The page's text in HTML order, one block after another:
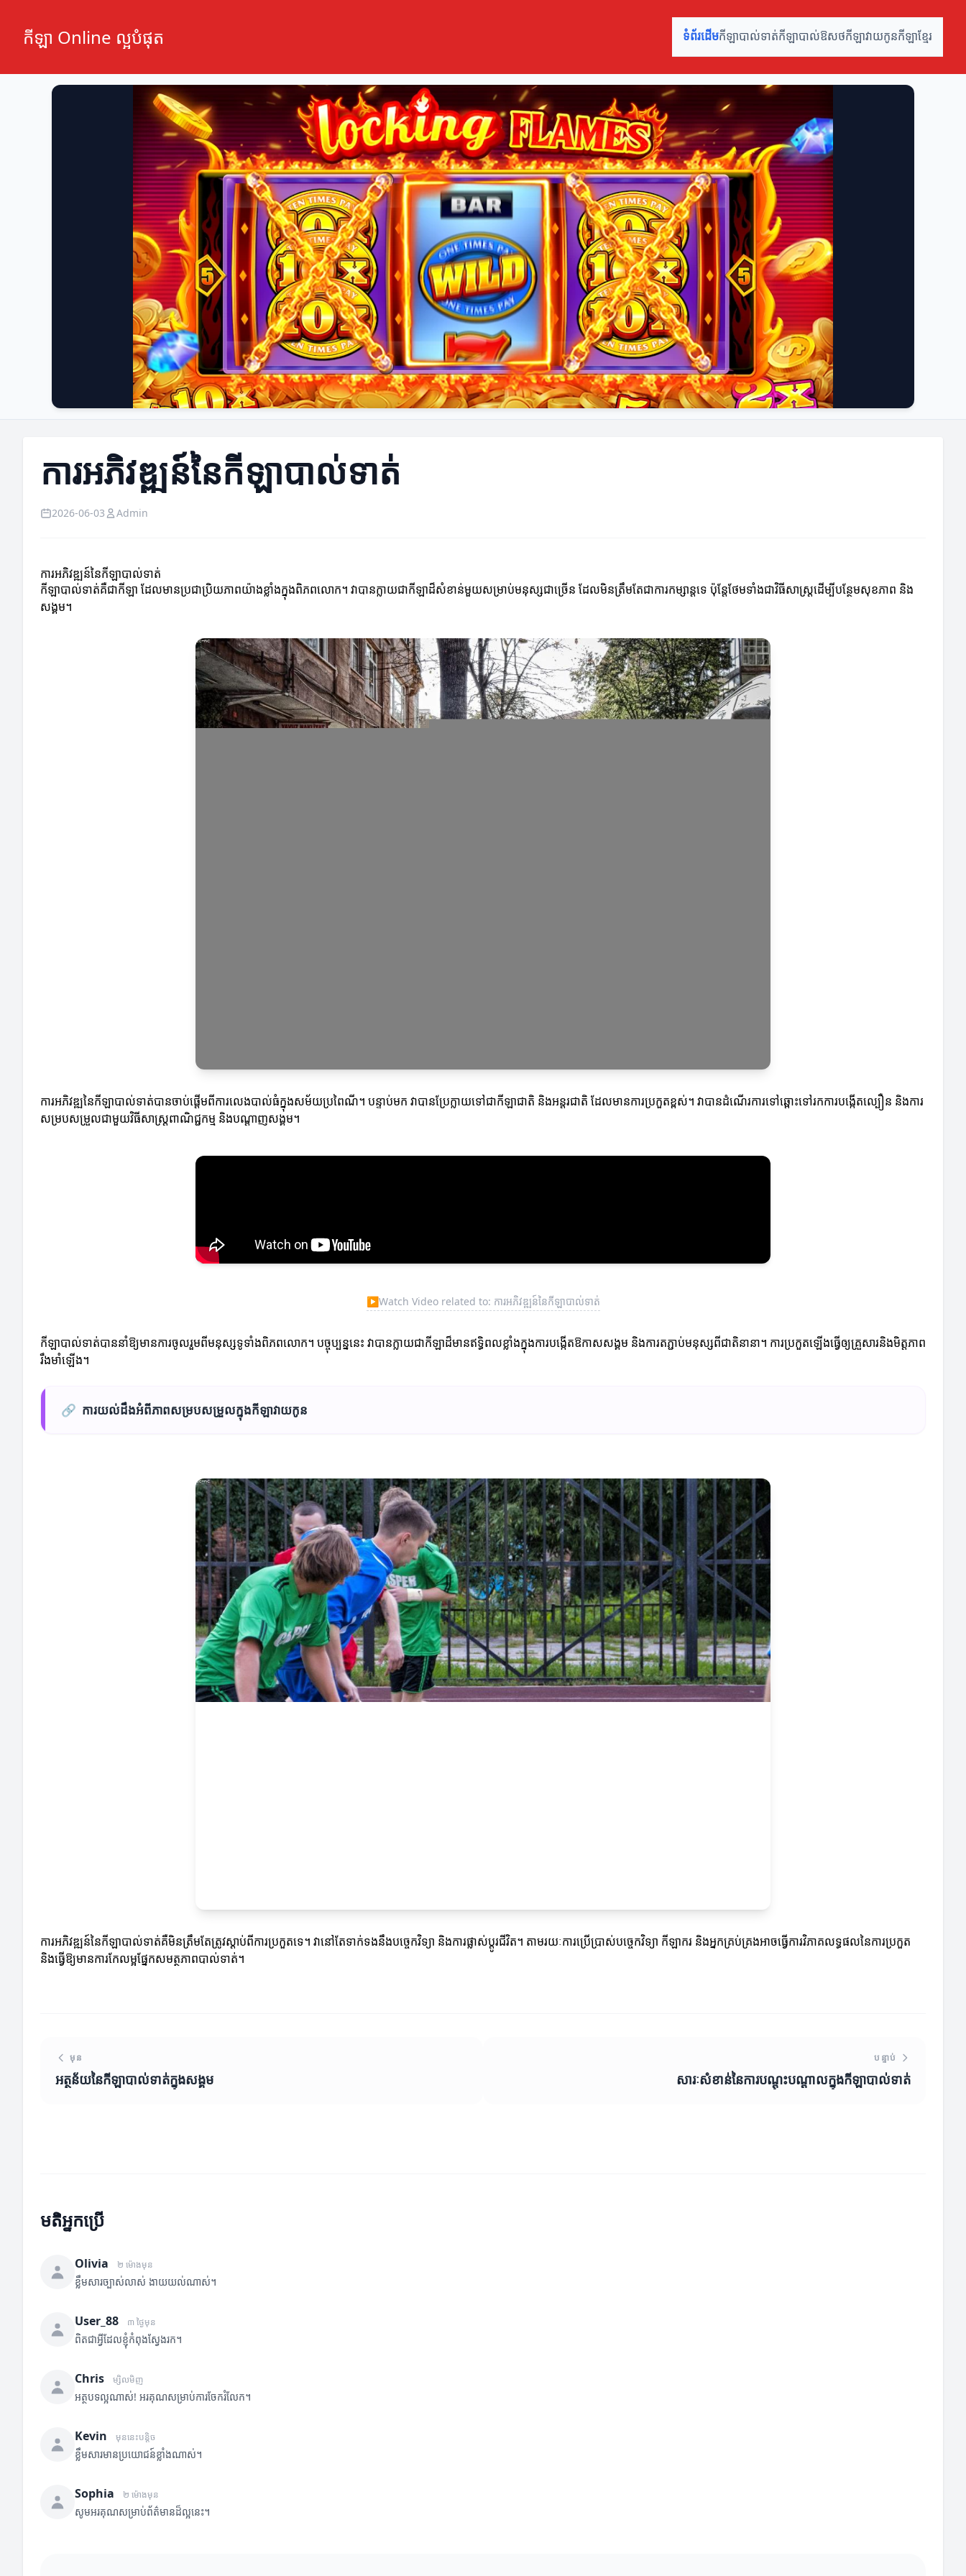
កីឡា Online ល្អបំផុត ទំព័រដើមកីឡាបាល់ទាត់កីឡាបាល់ឱសថកីឡាវាយកូនកីឡាខ្មែរ
ការអភិវឌ្ឍន៍នៃកីឡាបាល់ទាត់
2026-06-03 Admin
ការអភិវឌ្ឍន៍នៃកីឡាបាល់ទាត់
កីឡាបាល់ទាត់គឺជាកីឡា ដែលមានប្រជាប្រិយភាពយ៉ាងខ្លាំងក្នុងពិភពលោក។ វាបានក្លាយជាកីឡាដ៏សំខាន់មួយសម្រាប់មនុស្សជាច្រើន ដែលមិនត្រឹមតែជាការកម្សាន្តទេ ប៉ុន្តែថែមទាំងជាវិធីសាស្ត្រដើម្បីបន្ថែមសុខភាព និង
សង្គម។
ការអភិវឌ្ឍនៃកីឡាបាល់ទាត់បានចាប់ផ្តើមពីការលេងបាល់ធំក្នុងសម័យប្រពៃណី។ បន្ទាប់មក វាបានប្រែក្លាយទៅជាកីឡាជាតិ និងអន្តរជាតិ ដែលមានការប្រកួតខ្ពស់។ វាបានដំណើរការទៅឆ្ពោះទៅរកការបង្កើតល្បឿន និងការ
សម្របសម្រួលជាមួយវិធីសាស្ត្រពាណិជ្ជកម្ម និងបណ្តាញសង្គម។
▶Watch Video related to: ការអភិវឌ្ឍន៍នៃកីឡាបាល់ទាត់
កីឡាបាល់ទាត់បាននាំឱ្យមានការចូលរួមពីមនុស្សទូទាំងពិភពលោក។ បច្ចុប្បន្ននេះ វាបានក្លាយជាកីឡាដ៏មានឥទ្ធិពលខ្លាំងក្នុងការបង្កើតឱកាសសង្គម និងការតភ្ជាប់មនុស្សពីជាតិនានា។ ការប្រកួតឡើងធ្វើឲ្យគ្រួសារនិងមិត្តភាព
រឹងមាំឡើង។
🔗 ការយល់ដឹងអំពីភាពសម្របសម្រួលក្នុងកីឡាវាយកូន
ការអភិវឌ្ឍន៍នៃកីឡាបាល់ទាត់គឺមិនត្រឹមតែត្រូវស្ដាប់ពីការប្រកួតទេ។ វានៅតែទាក់ទងនឹងបច្ចេកវិទ្យា និងការផ្លាស់ប្តូរជីវិត។ តាមរយៈការប្រើប្រាស់បច្ចេកវិទ្យា កីឡាករ និងអ្នកគ្រប់គ្រងអាចធ្វើការវិភាគលទ្ធផលនៃការប្រកួត
និងធ្វើឱ្យមានការកែលម្អផ្នែកសមត្ថភាពបាល់ទាត់។
មុន
អត្ថន័យនៃកីឡាបាល់ទាត់ក្នុងសង្គម
បន្ទាប់
សារៈសំខាន់នៃការបណ្ដុះបណ្ដាលក្នុងកីឡាបាល់ទាត់
មតិអ្នកប្រើ
Olivia ២ ម៉ោងមុន
ខ្លឹមសារច្បាស់លាស់ ងាយយល់ណាស់។
User_88 ៣ ថ្ងៃមុន
ពិតជាអ្វីដែលខ្ញុំកំពុងស្វែងរក។
Chris ម្សិលមិញ
អត្ថបទល្អណាស់! អរគុណសម្រាប់ការចែករំលែក។
Kevin មុននេះបន្តិច
ខ្លឹមសារមានប្រយោជន៍ខ្លាំងណាស់។
Sophia ២ ម៉ោងមុន
សូមអរគុណសម្រាប់ព័ត៌មានដ៏ល្អនេះ។